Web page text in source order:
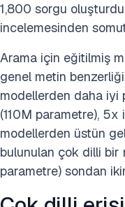
1,800 sorgu
incelemesinden
Arama için eğitilmiş
genel metin
modellerden daha iyi
(110M parametre),
modellerden üstün
bulunulan çok dilli bir
parametre) sondan